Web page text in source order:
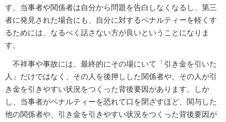
す。当事者や関係者は自分から問題を告白しなくなるし、第三
者に発見された場合にも、自分に対するペナルティーを軽くす
るためには、なるべく話さない方が良いということになりま
す。
不祥事や事故には、最終的にその場にいて「引き金を引いた
人」だけではなく、その人を後押しした関係者や、その人が引
き金を引きやすい状況をつくった背後要因があります。しか
し、当事者がペナルティーを恐れて口を閉ざすほど、関与した
他の関係者や、引き金を引きやすい状況をつくった背後要因が